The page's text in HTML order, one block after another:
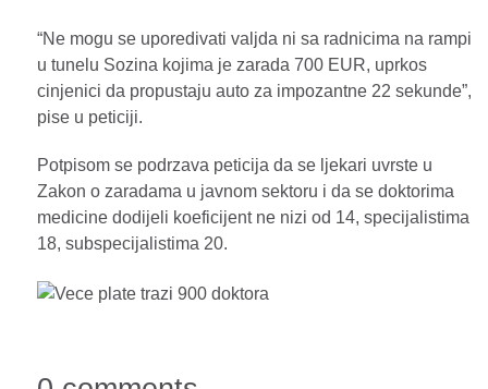
“Ne mogu se uporedivati valjda ni sa radnicima na rampi
u tunelu Sozina kojima je zarada 700 EUR, uprkos
cinjenici da propustaju auto za impozantne 22 sekunde”,
pise u peticiji.
Potpisom se podrzava peticija da se ljekari uvrste u
Zakon o zaradama u javnom sektoru i da se doktorima
medicine dodijeli koeficijent ne nizi od 14, specijalistima
18, subspecijalistima 20.